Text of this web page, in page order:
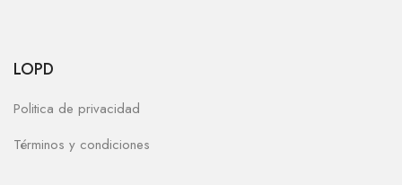
LOPD
Politica de privacidad
Términos y condiciones